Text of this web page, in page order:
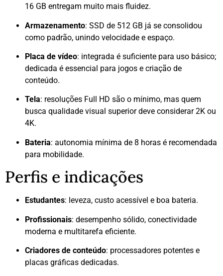
16 GB entregam muito mais fluidez.
Armazenamento: SSD de 512 GB já se consolidou
como padrão, unindo velocidade e espaço.
Placa de vídeo: integrada é suficiente para uso básico;
dedicada é essencial para jogos e criação de
conteúdo.
Tela: resoluções Full HD são o mínimo, mas quem
busca qualidade visual superior deve considerar 2K ou
4K.
Bateria: autonomia mínima de 8 horas é recomendada
para mobilidade.
Perfis e indicações
Estudantes: leveza, custo acessível e boa bateria.
Profissionais: desempenho sólido, conectividade
moderna e multitarefa eficiente.
Criadores de conteúdo: processadores potentes e
placas gráficas dedicadas.